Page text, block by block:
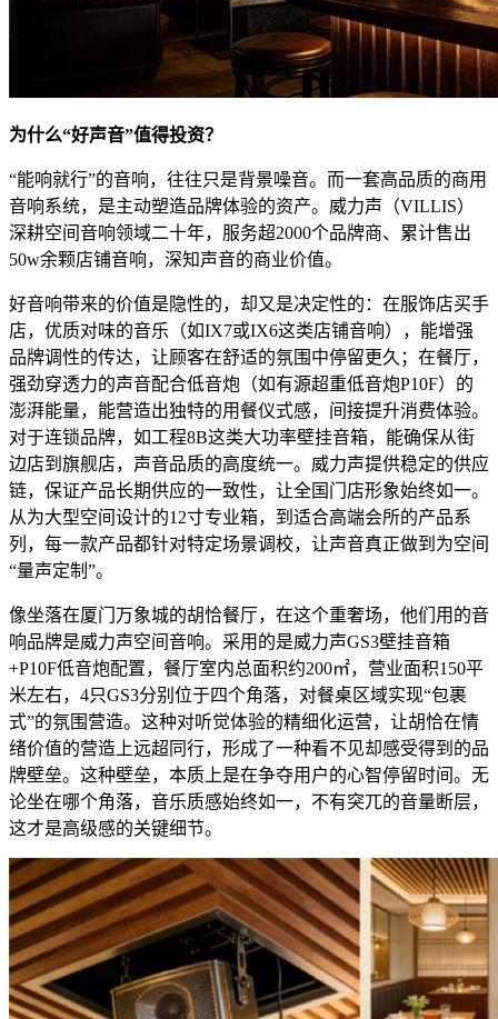
为什么“好声音”值得投资？
“能响就行”的音响，往往只是背景噪音。而一套高品质的商用
音响系统，是主动塑造品牌体验的资产。威力声（VILLIS）
深耕空间音响领域二十年，服务超2000个品牌商、累计售出
50w余颗店铺音响，深知声音的商业价值。
好音响带来的价值是隐性的，却又是决定性的：在服饰店买手
店，优质对味的音乐（如IX7或IX6这类店铺音响），能增强
品牌调性的传达，让顾客在舒适的氛围中停留更久；在餐厅，
强劲穿透力的声音配合低音炮（如有源超重低音炮P10F）的
澎湃能量，能营造出独特的用餐仪式感，间接提升消费体验。
对于连锁品牌，如工程8B这类大功率壁挂音箱，能确保从街
边店到旗舰店，声音品质的高度统一。威力声提供稳定的供应
链，保证产品长期供应的一致性，让全国门店形象始终如一。
从为大型空间设计的12寸专业箱，到适合高端会所的产品系
列，每一款产品都针对特定场景调校，让声音真正做到为空间
“量声定制”。
像坐落在厦门万象城的胡恰餐厅，在这个重奢场，他们用的音
响品牌是威力声空间音响。采用的是威力声GS3壁挂音箱
+P10F低音炮配置，餐厅室内总面积约200㎡，营业面积150平
米左右，4只GS3分别位于四个角落，对餐桌区域实现“包裹
式”的氛围营造。这种对听觉体验的精细化运营，让胡恰在情
绪价值的营造上远超同行，形成了一种看不见却感受得到的品
牌壁垒。这种壁垒，本质上是在争夺用户的心智停留时间。无
论坐在哪个角落，音乐质感始终如一，不有突兀的音量断层，
这才是高级感的关键细节。